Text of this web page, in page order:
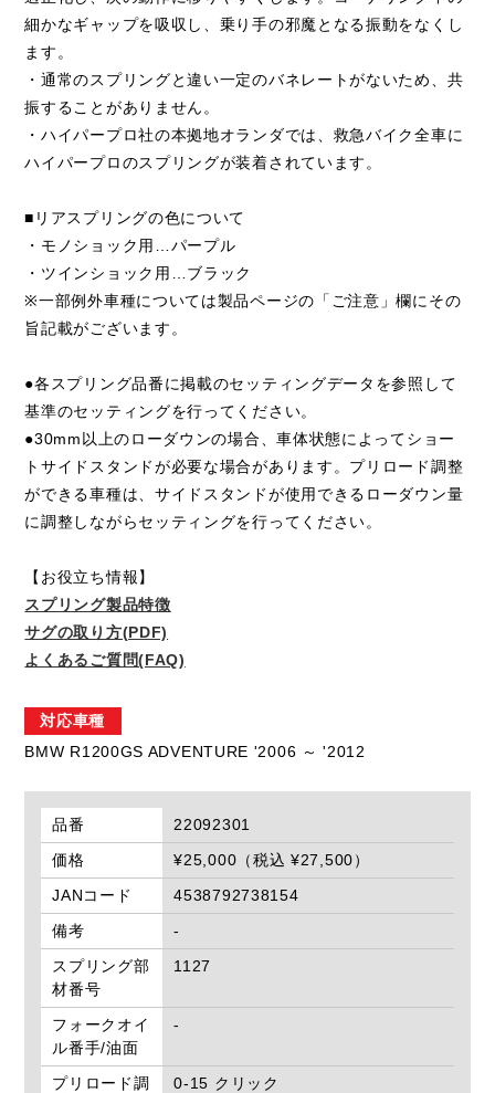
細かなギャップを吸収し、乗り手の邪魔となる振動をなくし
ます。
・通常のスプリングと違い一定のバネレートがないため、共
振することがありません。
・ハイパープロ社の本拠地オランダでは、救急バイク全車に
ハイパープロのスプリングが装着されています。
■リアスプリングの色について
・モノショック用…パープル
・ツインショック用…ブラック
※一部例外車種については製品ページの「ご注意」欄にその
旨記載がございます。
●各スプリング品番に掲載のセッティングデータを参照して
基準のセッティングを行ってください。
●30mm以上のローダウンの場合、車体状態によってショー
トサイドスタンドが必要な場合があります。プリロード調整
ができる車種は、サイドスタンドが使用できるローダウン量
に調整しながらセッティングを行ってください。
【お役立ち情報】
スプリング製品特徴
サグの取り方(PDF)
よくあるご質問(FAQ)
対応車種
BMW R1200GS ADVENTURE '2006 ～ '2012
品番
22092301
価格
¥25,000（税込 ¥27,500）
JANコード
4538792738154
備考
-
スプリング部
材番号
1127
フォークオイ
ル番手/油面
-
プリロード調
0-15 クリック